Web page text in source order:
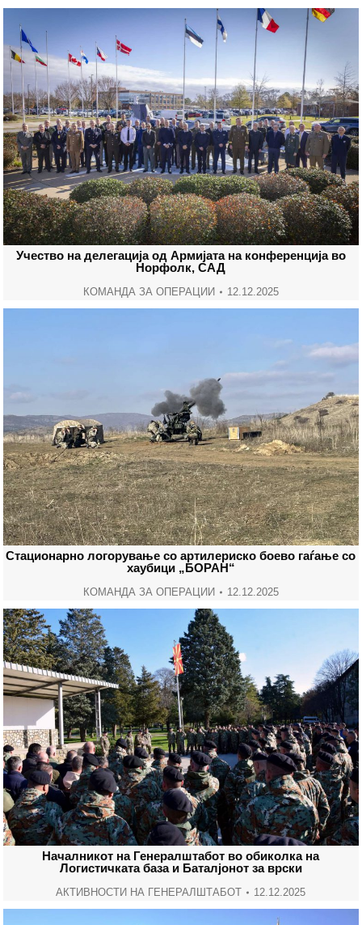
Учество на делегација од Армијата на конференција во
Норфолк, САД
КОМАНДА ЗА ОПЕРАЦИИ 12.12.2025
Стационарно логорување со артилериско боево гаѓање со
хаубици „БОРАН“
КОМАНДА ЗА ОПЕРАЦИИ 12.12.2025
Началникот на Генералштабот во обиколка на
Логистичката база и Баталјонот за врски
АКТИВНОСТИ НА ГЕНЕРАЛШТАБОТ 12.12.2025